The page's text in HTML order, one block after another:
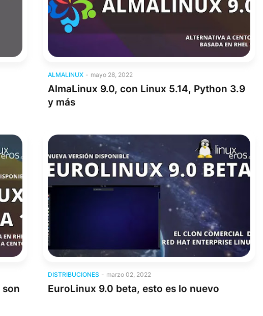
ALMALINUX - mayo 28, 2022
AlmaLinux 9.0, con Linux 5.14, Python 3.9
y más
son
DISTRIBUCIONES - marzo 02, 2022
EuroLinux 9.0 beta, esto es lo nuevo